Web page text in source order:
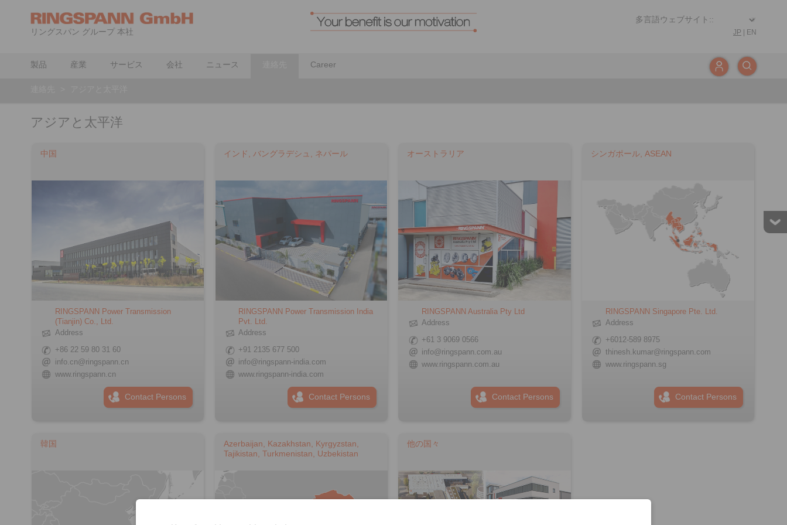
リングスパン グループ 本社 JP EN
製品 産業 サービス 会社 ニュース Career
アジアと太平洋
中国
RINGSPANN Power Transmission
(Tianjin) Co., Ltd.
Address
+86 22 59 80 31 60
info.cn@ringspann.cn
www.ringspann.cn
Contact Persons
インド, バングラデシュ, ネパール
RINGSPANN Power Transmission India
Pvt. Ltd.
Address
+91 2135 677 500
info@ringspann-india.com
www.ringspann-india.com
Contact Persons
オーストラリア
RINGSPANN Australia Pty Ltd
Address
+61 3 9069 0566
info@ringspann.com.au
www.ringspann.com.au
Contact Persons
シンガポール, ASEAN
RINGSPANN Singapore Pte. Ltd.
Address
+6012-589 8975
thinesh.kumar@ringspann.com
www.ringspann.sg
Contact Persons
韓国
Azerbaijan, Kazakhstan, Kyrgyzstan,
Tajikistan, Turkmenistan, Uzbekistan
他の国々